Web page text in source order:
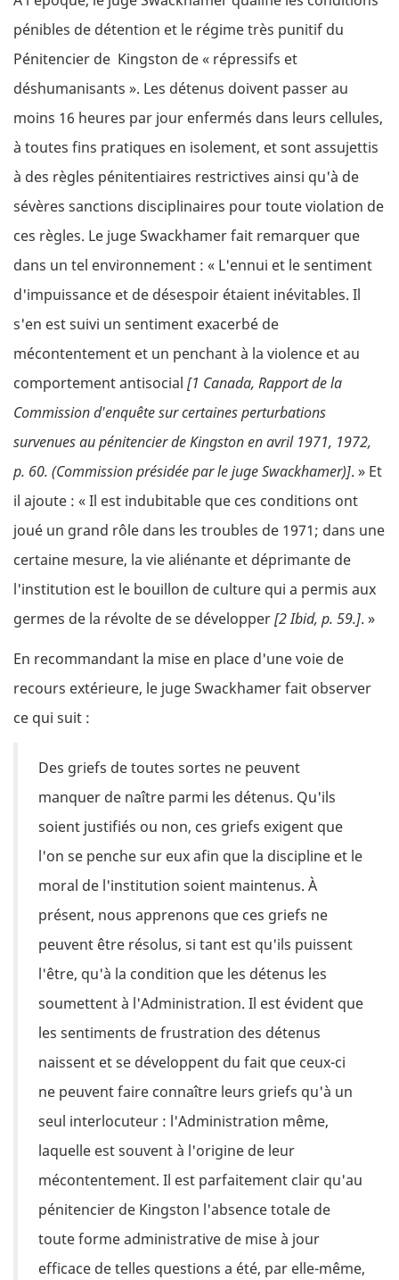
pénibles de détention et le régime très punitif du
Pénitencier de Kingston de « répressifs et
déshumanisants ». Les détenus doivent passer au
moins 16 heures par jour enfermés dans leurs cellules,
à toutes fins pratiques en isolement, et sont assujettis
à des règles pénitentiaires restrictives ainsi qu'à de
sévères sanctions disciplinaires pour toute violation de
ces règles. Le juge Swackhamer fait remarquer que
dans un tel environnement : « L'ennui et le sentiment
d'impuissance et de désespoir étaient inévitables. Il
s'en est suivi un sentiment exacerbé de
mécontentement et un penchant à la violence et au
comportement antisocial [1 Canada, Rapport de la
Commission d'enquête sur certaines perturbations
survenues au pénitencier de Kingston en avril 1971, 1972,
p. 60. (Commission présidée par le juge Swackhamer)]. » Et
il ajoute : « Il est indubitable que ces conditions ont
joué un grand rôle dans les troubles de 1971; dans une
certaine mesure, la vie aliénante et déprimante de
l'institution est le bouillon de culture qui a permis aux
germes de la révolte de se développer[2 Ibid, p. 59.]. »
En recommandant la mise en place d'une voie de
recours extérieure, le juge Swackhamer fait observer
ce qui suit :
Des griefs de toutes sortes ne peuvent
manquer de naître parmi les détenus. Qu'ils
soient justifiés ou non, ces griefs exigent que
l'on se penche sur eux afin que la discipline et le
moral de l'institution soient maintenus. À
présent, nous apprenons que ces griefs ne
peuvent être résolus, si tant est qu'ils puissent
l'être, qu'à la condition que les détenus les
soumettent à l'Administration. Il est évident que
les sentiments de frustration des détenus
naissent et se développent du fait que ceux-ci
ne peuvent faire connaître leurs griefs qu'à un
seul interlocuteur : l'Administration même,
laquelle est souvent à l'origine de leur
mécontentement. Il est parfaitement clair qu'au
pénitencier de Kingston l'absence totale de
toute forme administrative de mise à jour
efficace de telles questions a été, par elle-même,